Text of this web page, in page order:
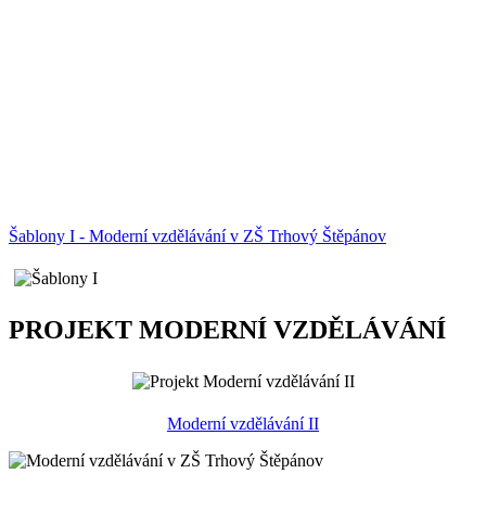
Šablony I - Moderní vzdělávání v ZŠ Trhový Štěpánov
PROJEKT MODERNÍ VZDĚLÁVÁNÍ
Moderní vzdělávání II